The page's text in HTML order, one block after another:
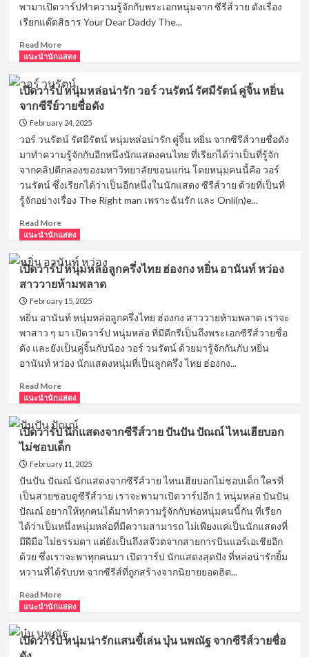
ซี
รีส์
KinnPorsche
The
พามาเปิดวาร์ปทำความรู้จักกับพระเอกหนุ่มจาก ซีรีส์วาย ดังเรื่อง
เรียกแด๊ดสิธาร Your Dear Daddy The...
Read MoreRead
more
เปิด
วาร์
ป
สุด
หล่อ
หน้า
ใส
ปูน
ปั้น
จิต
พระเอก
จาก
รีย์
วาย
เรียก
แด๊ด
สิ
ธาร
แนะนำนักแสดง
เปิดวาร์ป หนุ่มหล่อน่ารัก วอร์ วนรัตน์ รัศมีรัตน์ คู่จิ้น หยิ่น
จากซีรีย์วายชื่อดัง
February 24, 2025
วอร์ วนรัตน์ รัศมีรัตน์ หนุ่มหล่อน่ารัก คู่จิ้น หยิ่น จากซีรีส์วายชื่อดัง
มาทำความรู้จักกับอีกหนึ่งนักแสดงคนไทย ที่เรียกได้ว่าเป็นที่รู้จัก
จากคลิปตีกลองของมหาวิทยาลัยขอนแก่น โดยหนุ่มคนนี้คือ วอร์
วนรัตน์ ซึ่งเรียกได้ว่าเป็นอีกหนึ่งในนักแสดง ซีรีส์วาย ด้วยที่เป็นที่
รู้จักอย่างเรื่อง The Right man เพราะฉันรัก และ Onli(n)e...
Read MoreRead
more
เปิด
วาร์
ป
หนุ่ม
หล่อ
รัก
วอร์
วน
รัศมี
รัตน์
จิ้น
หยิ่น
ซี
รีย์
วาย
ชื่อ
ดัง
แนะนำนักแสดง
เปิดวาร์ป หนุ่มหล่อลูกครึ่งไทย ฮ่องกง หยิ่น อานันท์ หว่อง
สาววายห้ามพลาด
February 15, 2025
หยิ่น อานันท์ หนุ่มหล่อลูกครึ่งไทย ฮ่องกง สาววายห้ามพลาด เราจะ
พาสาว ๆ มา เปิดวาร์ป หนุ่มหล่อ ที่มีดีกรีเป็นถึงพระเอกซีรีส์วายชื่อ
ดัง และยังเป็นคู่จิ้นกับน้อง วอร์ วนรัตน์ ด้วยมารู้จักกันกับ หยิ่น
อานันท์ หว่อง นักแสดงหนุ่มที่เป็นลูกครึ่ง ไทย ฮ่องกง...
Read MoreRead
more
เปิด
วาร์
ป
หนุ่ม
หล่อ
ครึ่ง
ไทย
ฮ่องกง
หยิ่น
อานันท์
ห
สาว
วาย
พลาด
แนะนำนักแสดง
เปิดวาร์ป นักแสดงจากซีรีส์วาย ปันปัน ปัณณ์ ไหนเฮียบอก
ไม่ชอบเด็ก
February 11, 2025
ปันปัน ปัณณ์ นักแสดงจากซีรีส์วาย ไหนเฮียบอกไม่ชอบเด็ก ใครที่
เป็นสายชอบดูซีรีส์วาย เราจะพามาเปิดวาร์ปอีก 1 หนุ่มหล่อ ปันปัน
ปัณณ์ อยากให้ทุกคนได้มาทำความรู้จักกับพ่อหนุ่มคนนี้กัน ที่เรียก
ได้ว่าเป็นหนึ่งหนุ่มหล่อที่มีความสามารถ ไม่เพียงแค่เป็นนักแสดงที่
มีฝีมือ ไม่ธรรมดา แต่ยังเป็นถึงสจ๊วตจากสายการบินแอร์เอเชียอีก
ด้วย ซึ่งเราจะพาทุกคนมา เปิดวาร์ป นักแสดงสุดปัง ที่หล่อน่ารักยิ้ม
หวานที่ได้รับบท จากซีรีส์ที่ถูกสร้างจากนิยายยอดฮิต...
Read MoreRead
more
เปิด
วาร์
แนะนำนักแสดง
เปิดวาร์ป หนุ่มน่ารักแสนขี้เล่น บุ๋น นพณัฐ จากซีรีส์วายชื่อ